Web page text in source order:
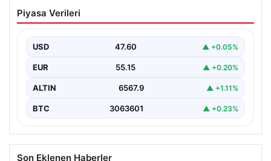
Fulham, Madrid’den İki Yetenekli
Futbolcu ile Güçleniyor
döneminde önemli bir hamle yaparak İspanya'nın
köklü…
Piyasa Verileri
USD 47.60 ▲ +0.05%
EUR 55.15 ▲ +0.20%
ALTIN 6567.9 ▲ +1.11%
BTC 3063601 ▲ +0.23%
Son Eklenen Haberler